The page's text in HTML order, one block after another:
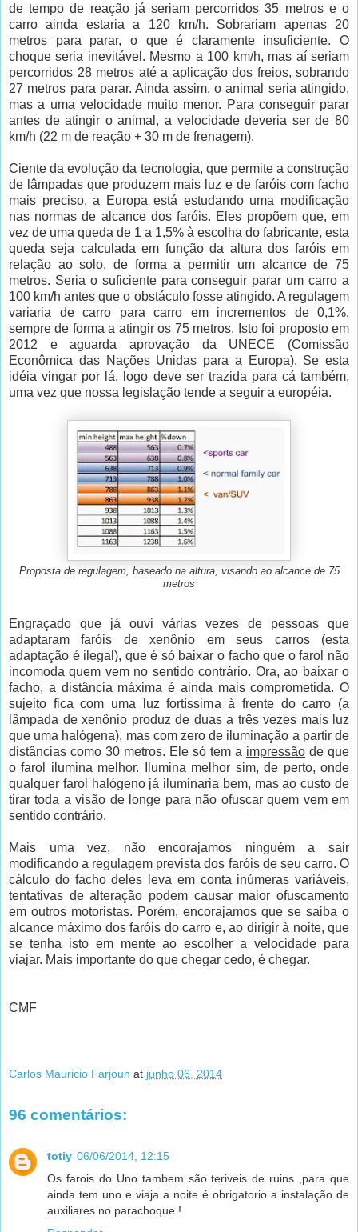
de tempo de reação já seriam percorridos 35 metros e o
carro ainda estaria a 120 km/h. Sobrariam apenas 20
metros para parar, o que é claramente insuficiente. O
choque seria inevitável. Mesmo a 100 km/h, mas aí seriam
percorridos 28 metros até a aplicação dos freios, sobrando
27 metros para parar. Ainda assim, o animal seria atingido,
mas a uma velocidade muito menor. Para conseguir parar
antes de atingir o animal, a velocidade deveria ser de 80
km/h (22 m de reação + 30 m de frenagem).
Ciente da evolução da tecnologia, que permite a construção
de lâmpadas que produzem mais luz e de faróis com facho
mais preciso, a Europa está estudando uma modificação
nas normas de alcance dos faróis. Eles propõem que, em
vez de uma queda de 1 a 1,5% à escolha do fabricante, esta
queda seja calculada em função da altura dos faróis em
relação ao solo, de forma a permitir um alcance de 75
metros. Seria o suficiente para conseguir parar um carro a
100 km/h antes que o obstáculo fosse atingido. A regulagem
variaria de carro para carro em incrementos de 0,1%,
sempre de forma a atingir os 75 metros. Isto foi proposto em
2012 e aguarda aprovação da UNECE (Comissão
Econômica das Nações Unidas para a Europa). Se esta
idéia vingar por lá, logo deve ser trazida para cá também,
uma vez que nossa legislação tende a seguir a européia.
Proposta de regulagem, baseado na altura, visando ao alcance de 75
metros
Engraçado que já ouvi várias vezes de pessoas que
adaptaram faróis de xenônio em seus carros (esta
adaptação é ilegal), que é só baixar o facho que o farol não
incomoda quem vem no sentido contrário. Ora, ao baixar o
facho, a distância máxima é ainda mais comprometida. O
sujeito fica com uma luz fortíssima à frente do carro (a
lâmpada de xenônio produz de duas a três vezes mais luz
que uma halógena), mas com zero de iluminação a partir de
distâncias como 30 metros. Ele só tem a impressão de que
o farol ilumina melhor. Ilumina melhor sim, de perto, onde
qualquer farol halógeno já iluminaria bem, mas ao custo de
tirar toda a visão de longe para não ofuscar quem vem em
sentido contrário.
Mais uma vez, não encorajamos ninguém a sair
modificando a regulagem prevista dos faróis de seu carro. O
cálculo do facho deles leva em conta inúmeras variáveis,
tentativas de alteração podem causar maior ofuscamento
em outros motoristas. Porém, encorajamos que se saiba o
alcance máximo dos faróis do carro e, ao dirigir à noite, que
se tenha isto em mente ao escolher a velocidade para
viajar. Mais importante do que chegar cedo, é chegar.
CMF
Carlos Mauricio Farjoun at junho 06, 2014
96 comentários:
totiy 06/06/2014, 12:15
Os farois do Uno tambem são teriveis de ruins ,para que
ainda tem uno e viaja a noite é obrigatorio a instalação de
auxiliares no parachoque !